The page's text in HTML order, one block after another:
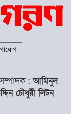
করলে নিজেরাই
ভূঁইয়া এমপি
সুযোগ
: আমিনুল
চৌধুরী লিটন